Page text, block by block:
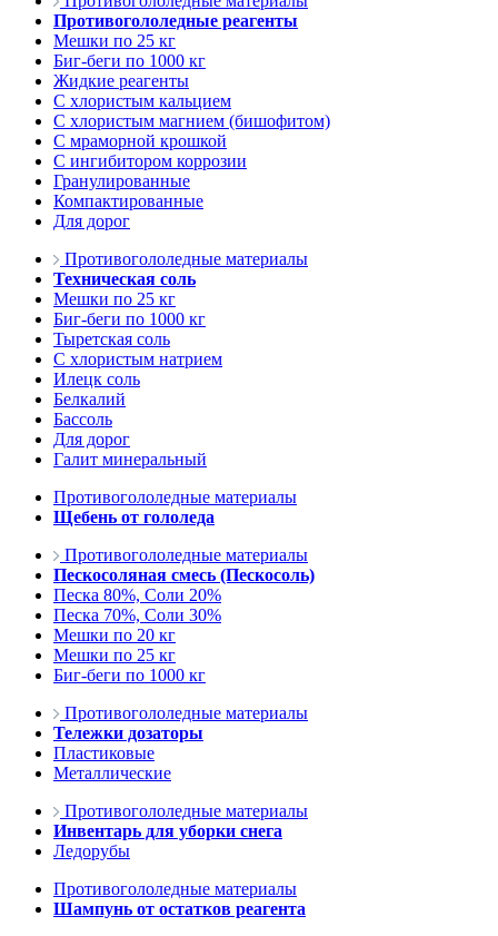
Противогололедные реагенты
Мешки по 25 кг
Биг-беги по 1000 кг
Жидкие реагенты
С хлористым кальцием
С хлористым магнием (бишофитом)
С мраморной крошкой
С ингибитором коррозии
Гранулированные
Компактированные
Для дорог
Противогололедные материалы
Техническая соль
Мешки по 25 кг
Биг-беги по 1000 кг
Тыретская соль
С хлористым натрием
Илецк соль
Белкалий
Бассоль
Для дорог
Галит минеральный
Противогололедные материалы
Щебень от гололеда
Противогололедные материалы
Пескосоляная смесь (Пескосоль)
Песка 80%, Соли 20%
Песка 70%, Соли 30%
Мешки по 20 кг
Мешки по 25 кг
Биг-беги по 1000 кг
Противогололедные материалы
Тележки дозаторы
Пластиковые
Металлические
Противогололедные материалы
Инвентарь для уборки снега
Ледорубы
Противогололедные материалы
Шампунь от остатков реагента